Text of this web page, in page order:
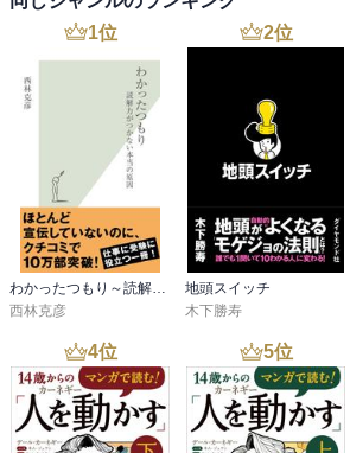
与大＝中が軸のＡＩＩＢに英参加
1位
わかったつもり～読解力がつかない本当の原因～
西林克彦
2位
地頭スイッチ
木下勝寿
4位 5位